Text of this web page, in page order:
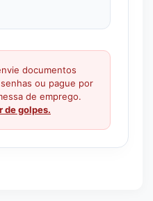
documentos
ou pague por
de emprego.
de golpes.